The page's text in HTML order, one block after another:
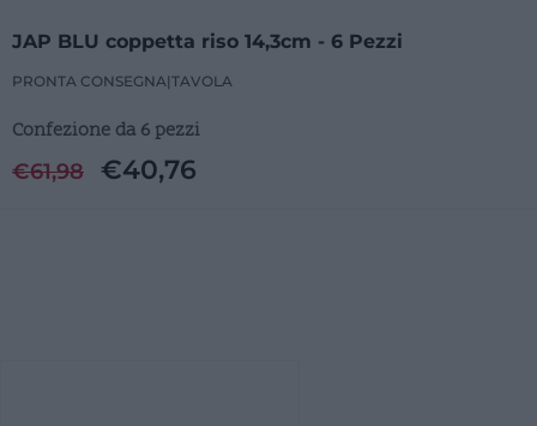
JAP BLU coppetta riso 14,3cm - 6 Pezzi
PRONTA CONSEGNA|TAVOLA
Confezione da 6 pezzi
€61,98 €40,76